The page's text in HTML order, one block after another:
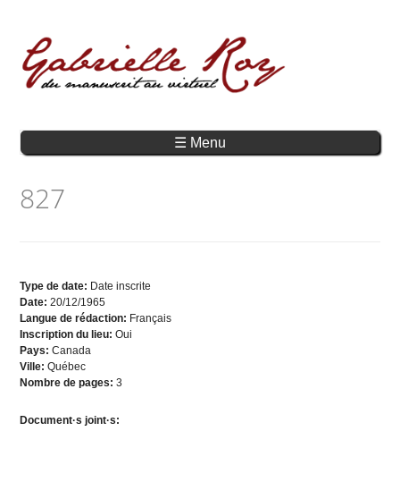
☰ Menu
827
Type de date: Date inscrite
Date:20/12/1965
Langue de rédaction: Français
Inscription du lieu:Oui
Pays:Canada
Ville:Québec
Nombre de pages:3
Document·s joint·s: